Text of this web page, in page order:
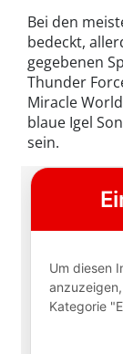
Bei den
bedeckt,
gegebenen
Thunder
Miracle
blaue Igel
sein.